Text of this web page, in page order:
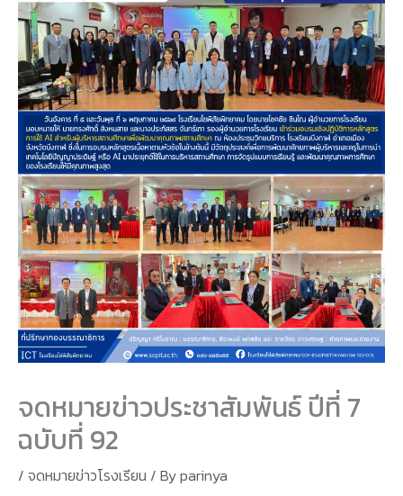
จดหมายข่าวประชาสัมพันธ์ ปีที่ 7
ฉบับที่ 92
/ จดหมายข่าวโรงเรียน / Byparinya